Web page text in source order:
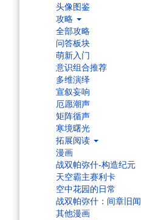
头像图鉴
攻略
全部攻略
问答板块
萌新入门
意识组合推荐
多维演绎
宣叙妄响
厄愿潮声
矩阵循声
寒境曙光
拓展阅读
漫画
战双帕弥什-构造纪元
天空霸主赛利卡
空中花园的日常
战双帕弥什：间章旧闻
其他漫画